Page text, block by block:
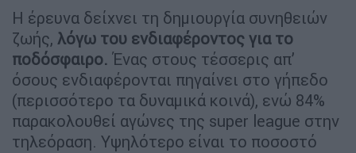
Η έρευνα δείχνει τη δημιουργία συνηθειών
ζωής, λόγω του ενδιαφέροντος για το
ποδόσφαιρο. Ένας στους τέσσερις απ’
όσους ενδιαφέρονται πηγαίνει στο γήπεδο
(περισσότερο τα δυναμικά κοινά), ενώ 84%
παρακολουθεί αγώνες της super league στην
τηλεόραση. Υψηλότερο είναι το ποσοστό